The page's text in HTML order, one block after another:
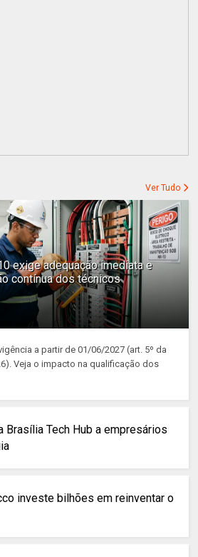
Ver Tudo
exige adequação imediata e
contínua dos técnicos
a partir de 01/06/2027 (art. 5º da
Veja o impacto na qualificação dos
Brasília Tech Hub a empresários
investe bilhões em reinventar o